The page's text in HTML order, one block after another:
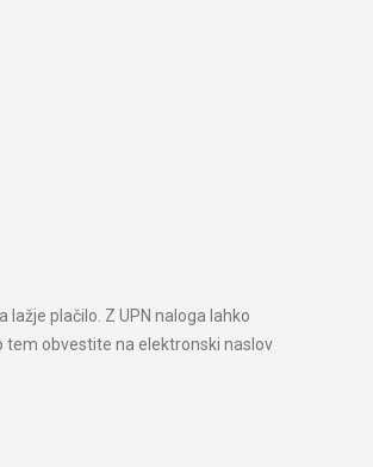
plačilo. Z UPN naloga lahko
tem obvestite na elektronski naslov